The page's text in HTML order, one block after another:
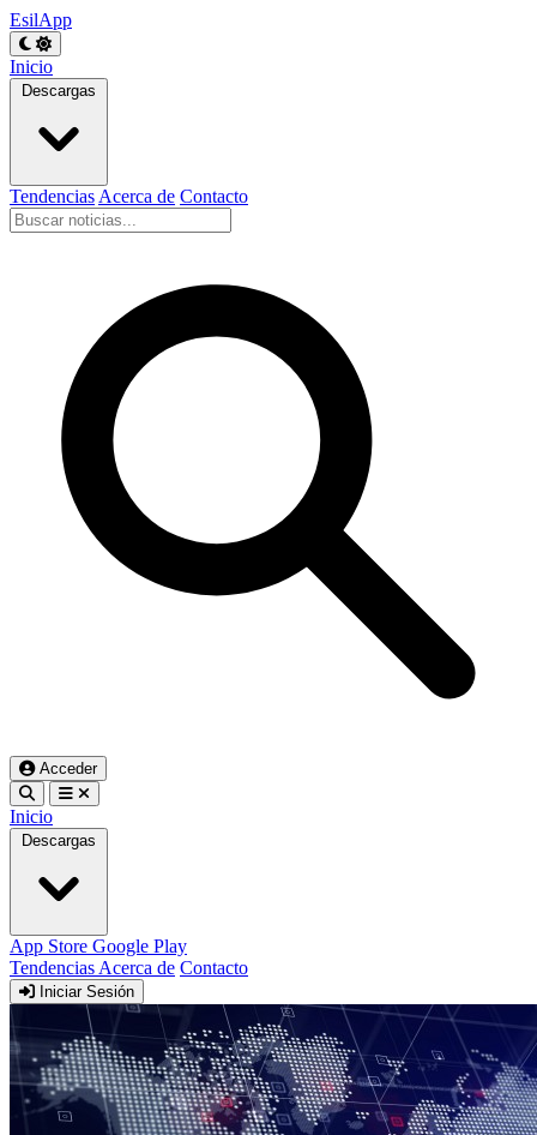
EsilApp
Inicio
Descargas
Tendencias Acerca de Contacto
Acceder
Inicio
Descargas
App Store Google Play
Tendencias Acerca de Contacto
Iniciar Sesión